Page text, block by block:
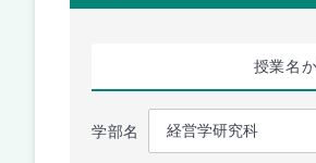
授業名
学部名